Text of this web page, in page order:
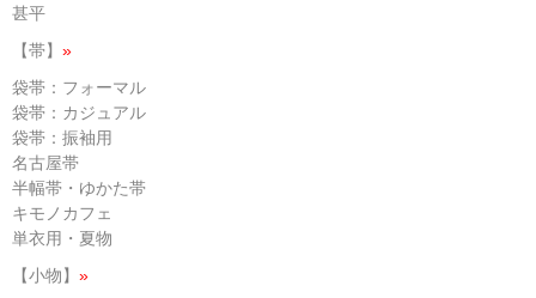
甚平
【帯】 »
袋帯：フォーマル
袋帯：カジュアル
袋帯：振袖用
名古屋帯
半幅帯・ゆかた帯
キモノカフェ
単衣用・夏物
【小物】 »